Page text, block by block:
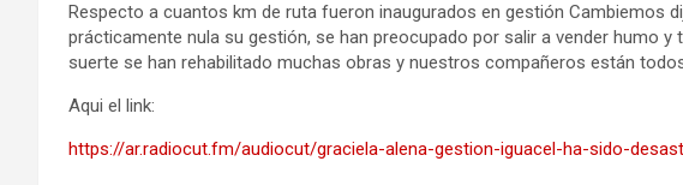
Respecto a cuantos km de ruta fueron inaugurados en gestión Cambiemos
prácticamente nula su gestión, se han preocupado por salir a vender humo
suerte se han rehabilitado muchas obras y nuestros compañeros están
Aqui el link:
https://ar.radiocut.fm/audiocut/graciela-alena-gestion-iguacel-ha-sido-